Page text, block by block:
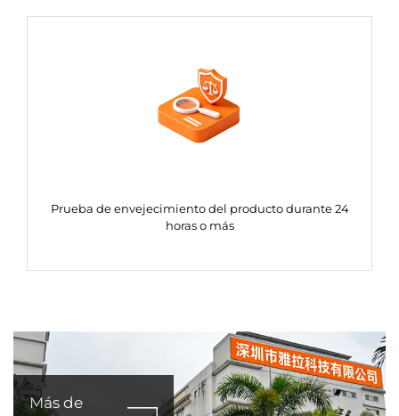
Prueba de envejecimiento del producto durante 24
horas o más
Más de